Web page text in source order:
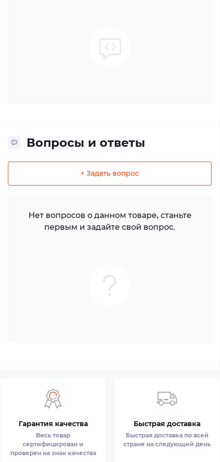
Вопросы и ответы
+ Задать вопрос
Нет вопросов о данном товаре, станьте
первым и задайте свой вопрос.
Гарантия качества
Весь товар
сертифицирован и
проверен на знак качества
Быстрая доставка
Быстрая доставка по всей
стране на следующий день